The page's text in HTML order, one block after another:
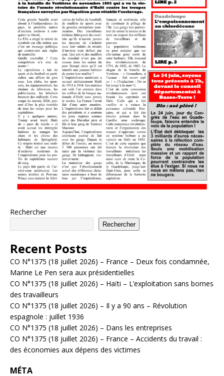
Rechercher
Rechercher
Recent Posts
CO N°1375 (18 juillet 2026) – France – Deux fois condamnée,
Marine Le Pen sera aux présidentielles
CO N°1375 (18 juillet 2026) – Haïti – L’exploitation sans bornes
des travailleurs
CO N°1375 (18 juillet 2026) – Il y a 90 ans – Révolution
espagnole : juillet 1936
CO N°1375 (18 juillet 2026) – Dans les entreprises
CO N°1375 (18 juillet 2026) – France – Accidents du travail :
des économies aux dépens des victimes
MÉTA